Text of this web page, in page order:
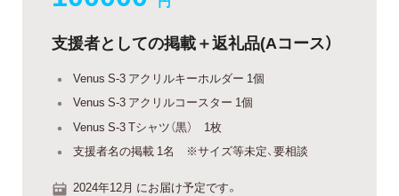
支援者としての掲載＋返礼品(Aコース）
Venus S-3 アクリルキーホルダー 1個
Venus S-3 アクリルコースター 1個
Venus S-3 Tシャツ（黒） 1枚
支援者名の掲載 1名 ※サイズ等未定、要相談
2024年12月 にお届け予定です。